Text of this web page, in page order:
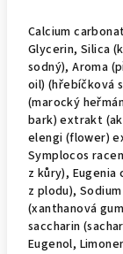
Calcium
Glycerin, Silica
sodný), Aroma
oil) (hřebíčková
(marocký
bark) extrakt
elengi (flower)
Symplocos
z kůry),
z plodu),
(xanthanová
saccharin
Eugenol,